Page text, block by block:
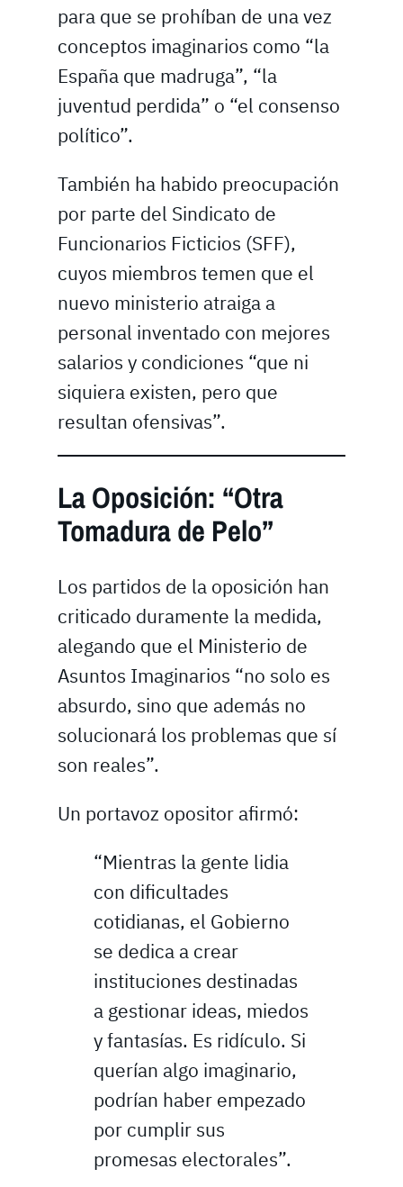
para que se prohíban de una vez
conceptos imaginarios como “la
España que madruga”, “la
juventud perdida” o “el consenso
político”.
También ha habido preocupación
por parte del Sindicato de
Funcionarios Ficticios (SFF),
cuyos miembros temen que el
nuevo ministerio atraiga a
personal inventado con mejores
salarios y condiciones “que ni
siquiera existen, pero que
resultan ofensivas”.
La Oposición: “Otra
Tomadura de Pelo”
Los partidos de la oposición han
criticado duramente la medida,
alegando que el Ministerio de
Asuntos Imaginarios “no solo es
absurdo, sino que además no
solucionará los problemas que sí
son reales”.
Un portavoz opositor afirmó:
“Mientras la gente lidia
con dificultades
cotidianas, el Gobierno
se dedica a crear
instituciones destinadas
a gestionar ideas, miedos
y fantasías. Es ridículo. Si
querían algo imaginario,
podrían haber empezado
por cumplir sus
promesas electorales”.